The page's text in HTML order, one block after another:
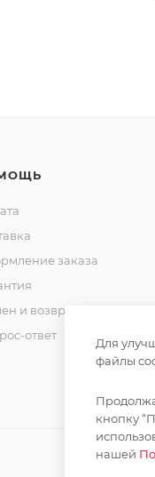
заказа
и возврат
ответ
Для
файлы
кнопку
нашей